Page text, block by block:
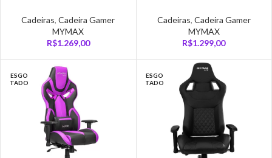
RD
Cadeiras,Cadeira Gamer
MYMAX
R$1.269,00
Cadeiras, Cadeira Gamer
MYMAX
R$1.299,00
ESGO
TADO
ESGO
TADO